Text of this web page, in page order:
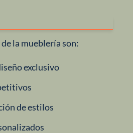
la mueblería son:
exclusivo
de estilos